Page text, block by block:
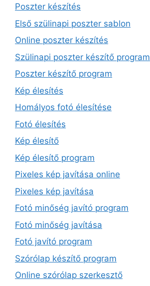
Poszter készítés
Első szülinapi poszter sablon
Online poszter készítés
Szülinapi poszter készítő program
Poszter készítő program
Kép élesítés
Homályos fotó élesítése
Fotó élesítés
Kép élesítő
Kép élesítő program
Pixeles kép javítása online
Pixeles kép javítása
Fotó minőség javító program
Fotó minőség javítása
Fotó javító program
Szórólap készítő program
Online szórólap szerkesztő